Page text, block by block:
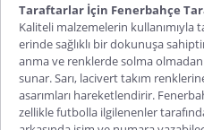
Taraftarlar İçin Fenerbahçe
Kaliteli malzemelerin
erinde sağlıklı bir dokunuşa
anma ve renklerde solma
sunar. Sarı, lacivert takım
asarımları hareketlendirir.
zellikle futbolla ilgilenenler